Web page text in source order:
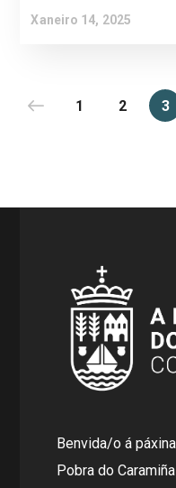
Xaneiro 14, 2025
1 2 3
Benvida/o á
Pobra do